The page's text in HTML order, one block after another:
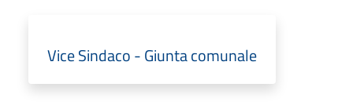
Vice Sindaco - Giunta comunale